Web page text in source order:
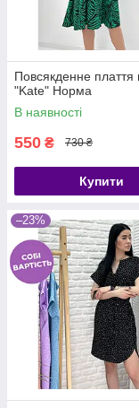
Повсякденне плаття
"Kate" Норма
В наявності
550 ₴ 730 ₴
Купити
–23%